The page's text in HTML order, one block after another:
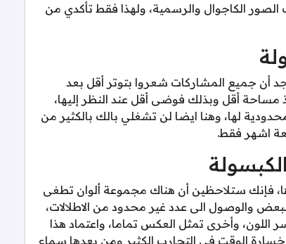
الكاجوال والرسمية، ولهذا فقط تأكدي من
أن جميع المشاركات شعروا بتوتر أقل بعد
أقل وبذلك فوضى أقل عند النظر إليها،
لها، وهنا ايضا لن تشغلي بالك بالكثير من
اشهر فقط.
فإنك ستلاحظين أن هناك مجموعة ألوان تطغى
والوصول الى عدد غير محدود من الاطلالات،
اللون، وأخرى تمثل العكس تماما، واعتماد هذا
الوقت في التجارب الكثير ومن بعدها سماع